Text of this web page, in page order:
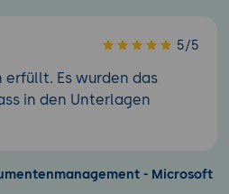
5/5
Es wurden das
in den Unterlagen
- Microsoft